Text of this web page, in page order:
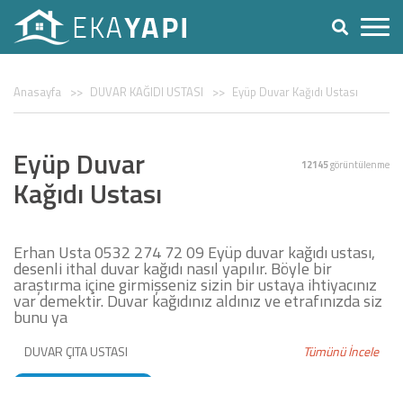
Anasayfa DUVAR KAĞIDI USTASI Eyüp Duvar Kağıdı Ustası
Eyüp Duvar
Kağıdı Ustası
12145görüntülenme
Erhan Usta 0532 274 72 09 Eyüp duvar kağıdı ustası,
desenli ithal duvar kağıdı nasıl yapılır. Böyle bir
araştırma içine girmişseniz sizin bir ustaya ihtiyacınız
var demektir. Duvar kağıdınız aldınız ve etrafınızda siz
bunu ya
DUVAR ÇITA USTASI Tümünü İncele